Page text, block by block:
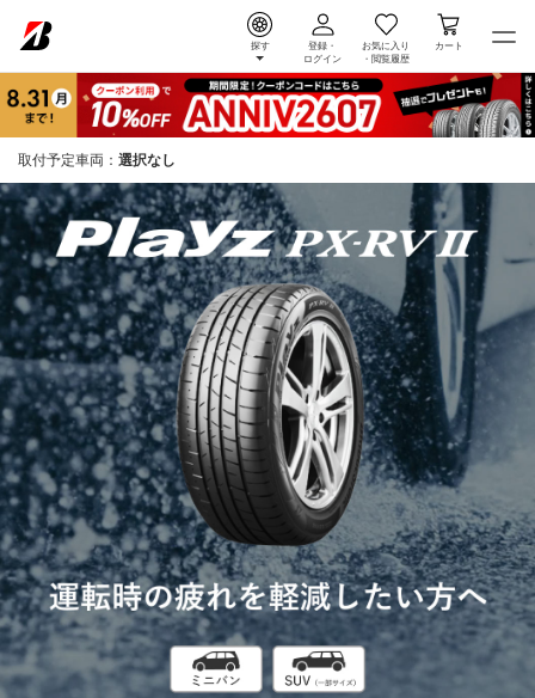
探す
登録・
ログイン
お気に入り
・ 閲覧履歴
カート
取付予定車両： 選択なし